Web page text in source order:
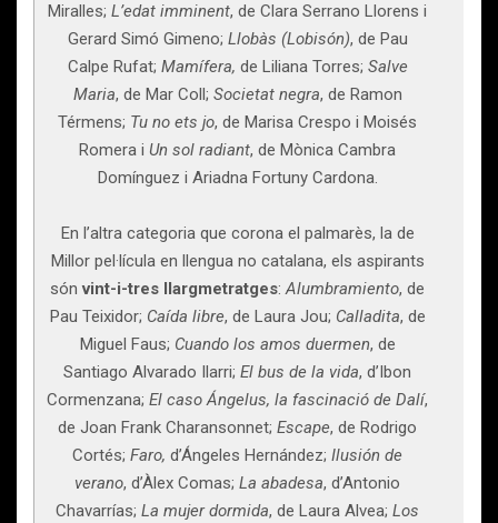
Miralles; L’edat imminent, de Clara Serrano Llorens i
Gerard Simó Gimeno; Llobàs (Lobisón), de Pau
Calpe Rufat; Mamífera, de Liliana Torres; Salve
Maria, de Mar Coll; Societat negra, de Ramon
Térmens; Tu no ets jo, de Marisa Crespo i Moisés
Romera i Un sol radiant, de Mònica Cambra
Domínguez i Ariadna Fortuny Cardona.
En l’altra categoria que corona el palmarès, la de
Millor pel·lícula en llengua no catalana, els aspirants
sónvint-i-tres llargmetratges:Alumbramiento, de
Pau Teixidor; Caída libre, de Laura Jou; Calladita, de
Miguel Faus; Cuando los amos duermen, de
Santiago Alvarado Ilarri; El bus de la vida, d’Ibon
Cormenzana; El caso Ángelus, la fascinació de Dalí,
de Joan Frank Charansonnet; Escape, de Rodrigo
Cortés; Faro, d’Ángeles Hernández; Ilusión de
verano, d’Àlex Comas; La abadesa, d’Antonio
Chavarrías; La mujer dormida, de Laura Alvea; Los